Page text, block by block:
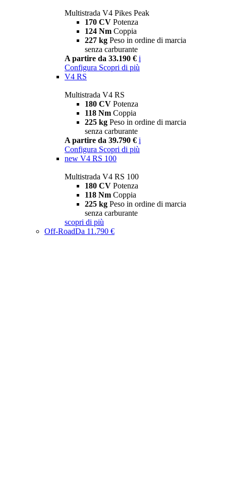
Multistrada V4 Pikes Peak
170 CV Potenza
124 Nm Coppia
227 kg Peso in ordine di marcia
senza carburante
A partire da 33.190 € i
Configura Scopri di più
V4 RS
Multistrada V4 RS
180 CV Potenza
118 Nm Coppia
225 kg Peso in ordine di marcia
senza carburante
A partire da 39.790 € i
Configura Scopri di più
new V4 RS 100
Multistrada V4 RS 100
180 CV Potenza
118 Nm Coppia
225 kg Peso in ordine di marcia
senza carburante
scopri di più
Off-RoadDa 11.790 €